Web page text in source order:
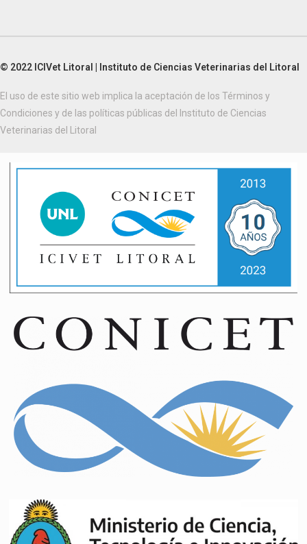
© 2022 ICIVet Litoral | Instituto de Ciencias Veterinarias del Litoral
El uso de este sitio web implica la aceptación de los Términos y
Condiciones y de las políticas públicas del Instituto de Ciencias
Veterinarias del Litoral